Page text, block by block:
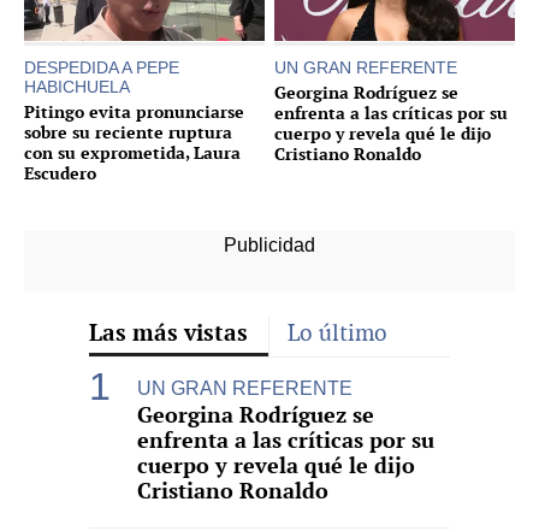
DESPEDIDA A PEPE
HABICHUELA
Pitingo evita pronunciarse
sobre su reciente ruptura
con su exprometida, Laura
Escudero
UN GRAN REFERENTE
Georgina Rodríguez se
enfrenta a las críticas por su
cuerpo y revela qué le dijo
Cristiano Ronaldo
Las más vistas Lo último
UN GRAN REFERENTE
Georgina Rodríguez se
enfrenta a las críticas por su
cuerpo y revela qué le dijo
Cristiano Ronaldo